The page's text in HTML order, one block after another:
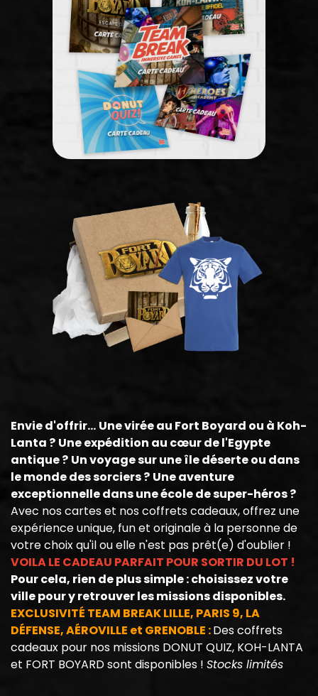
Envie d'offrir... Une virée au Fort Boyard ou à Koh-
Lanta ? Une expédition au cœur de l'Egypte
antique ? Un voyage sur une île déserte ou dans
le monde des sorciers ? Une aventure
exceptionnelle dans une école de super-héros ?
Avec nos cartes et nos coffrets cadeaux, offrez une
expérience unique, fun et originale à la personne de
votre choix qu'il ou elle n'est pas prêt(e) d'oublier !
VOILA LE CADEAU PARFAIT POUR SORTIR DU LOT !
Pour cela, rien de plus simple : choisissez votre
ville pour y retrouver les missions disponibles.
EXCLUSIVITÉ TEAM BREAK LILLE, PARIS 9, LA
DÉFENSE, AÉROVILLE et GRENOBLE :Des coffrets
cadeaux pour nos missions DONUT QUIZ, KOH-LANTA
et FORT BOYARD sont disponibles ! Stocks limités